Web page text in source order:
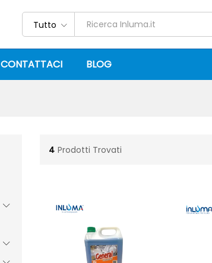
Tutto
CONTATTACI BLOG
4 Prodotti Trovati